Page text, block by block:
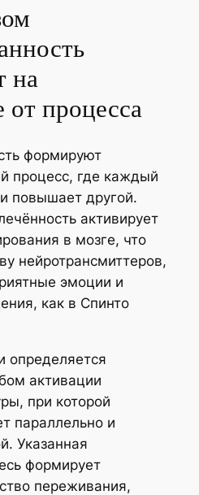
на
от процесса
формируют
процесс, где каждый
повышает другой.
активирует
в мозге, что
нейротрансмиттеров,
эмоции и
как в Спинто
определяется
активации
при которой
параллельно и
Указанная
формирует
переживания,